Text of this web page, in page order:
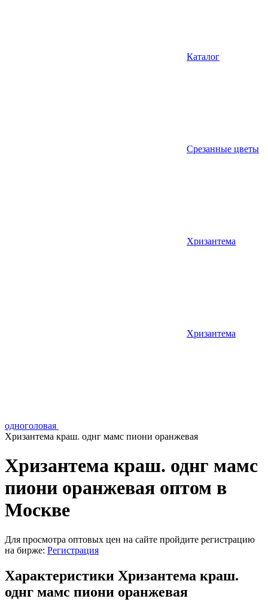
Каталог
Срезанные цветы
Хризантема
Хризантема
одноголовая
Хризантема краш. однг мамс пиони оранжевая
Хризантема краш. однг мамс
пиони оранжевая оптом в
Москве
Для просмотра оптовых цен на сайте пройдите регистрацию
на бирже: Регистрация
Характеристики Хризантема краш.
однг мамс пиони оранжевая